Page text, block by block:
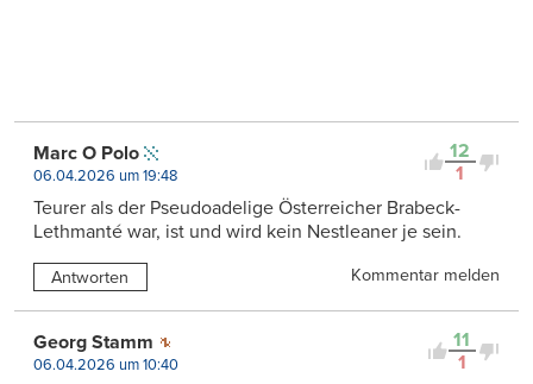
12
1
Marc O Polo
06.04.2026 um 19:48
Teurer als der Pseudoadelige Österreicher Brabeck-
Lethmanté war, ist und wird kein Nestleaner je sein.
Antworten Kommentar melden
11
1
Georg Stamm
06.04.2026 um 10:40